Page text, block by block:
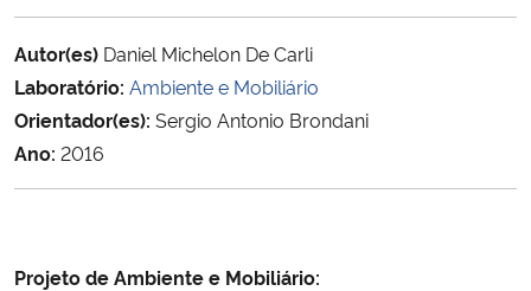
Ministério da Cidadania
Ministério da Saúde
Ministério de Minas e Energia
Ministério do Meio Ambiente
Autor(es) Daniel Michelon De Carli
Laboratório: Ambiente e Mobiliário
Orientador(es): Sergio Antonio Brondani
Ano: 2016
Projeto de Ambiente e Mobiliário: